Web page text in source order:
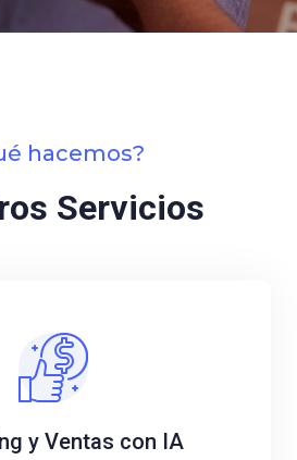
hacemos?
Servicios
y Ventas con IA